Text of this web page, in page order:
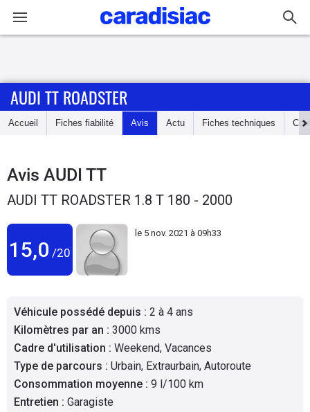
Accueil
Essais
Guide
Electriques
Flottes
Auto
Services
AUDI TT ROADSTER
Accueil Fiches fiabilité Avis Actu Fiches techniques
Avis AUDI TT
AUDI TT ROADSTER 1.8 T 180 - 2000
15,0 /20
le 5 nov. 2021 à 09h33
Véhicule possédé depuis : 2 à 4 ans
Kilomètres par an : 3000 kms
Cadre d'utilisation : Weekend, Vacances
Type de parcours : Urbain, Extraurbain, Autoroute
Consommation moyenne : 9 l/100 km
Entretien : Garagiste